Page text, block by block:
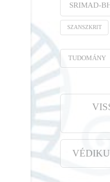
SRIMAD-
SZANSZKRIT
TUDOMÁNY